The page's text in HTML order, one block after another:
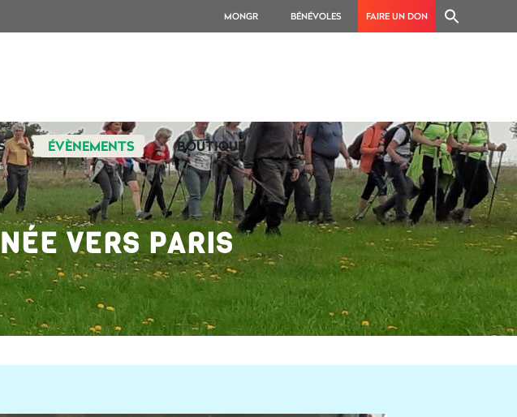
MONGR BÉNÉVOLES FAIRE UN DON
ÉVÈNEMENTS BOUTIQUE
VERS PARIS